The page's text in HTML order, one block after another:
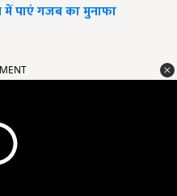
पाएं गजब का मुनाफा